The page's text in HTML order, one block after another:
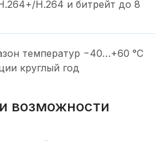
H.264 и битрейт до 8
температур −40…+60 °C
круглый год
возможности